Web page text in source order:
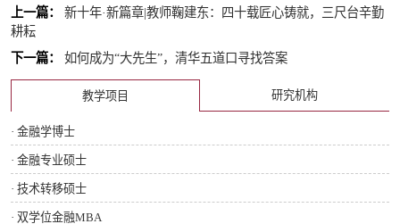
上一篇：
新十年·新篇章|教师鞠建东：四十载匠心铸就，三尺台辛勤
耕耘
下一篇：
如何成为“大先生”，清华五道口寻找答案
教学项目 研究机构
· 金融学博士
· 金融专业硕士
· 技术转移硕士
· 双学位金融MBA